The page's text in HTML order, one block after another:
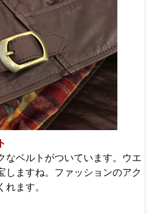
なベルトがついています。ウエ
しますね。ファッションのアク
ます。